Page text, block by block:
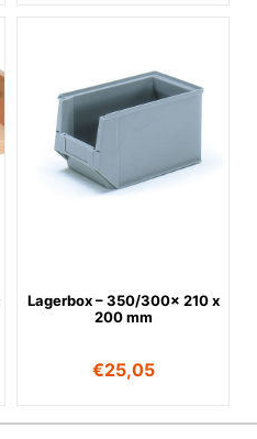
Lagerbox – 350/300x 210 x
200 mm
€25,05